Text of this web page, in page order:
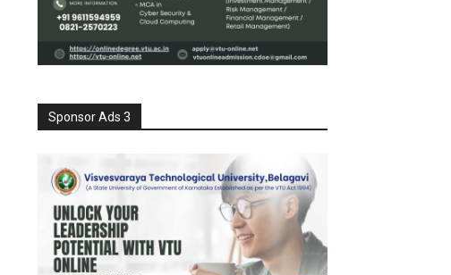
Sponsor Ads 3